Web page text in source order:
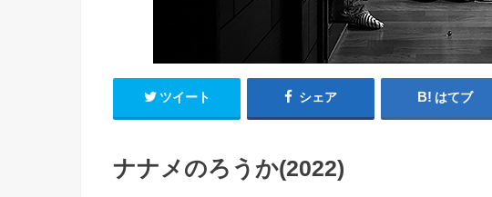
ツイート シェア はてブ
ナナメのろうか(2022)